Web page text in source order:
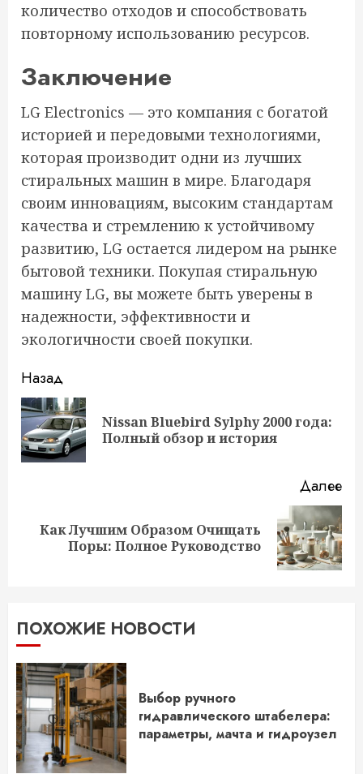
количество отходов и способствовать
повторному использованию ресурсов.
Заключение
LG Electronics — это компания с богатой
историей и передовыми технологиями,
которая производит одни из лучших
стиральных машин в мире. Благодаря
своим инновациям, высоким стандартам
качества и стремлению к устойчивому
развитию, LG остается лидером на рынке
бытовой техники. Покупая стиральную
машину LG, вы можете быть уверены в
надежности, эффективности и
экологичности своей покупки.
Продолжить
чтение
Назад
Nissan Bluebird Sylphy 2000 года:
Полный обзор и история
Далее
Следующая
запись:
Как Лучшим Образом Очищать
Поры: Полное Руководство
ПОХОЖИЕ НОВОСТИ
Выбор ручного
гидравлического штабелера:
параметры, мачта и гидроузел